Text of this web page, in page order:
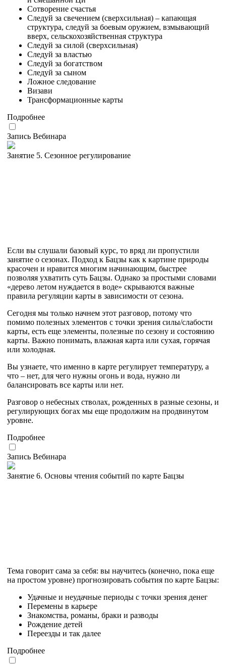
Сотворение счастья
Следуй за свечением (сверхсильная) – капающая
структура, следуй за боевым оружием, взмывающий
вверх, сельскохозяйственная структура
Следуй за силой (сверхсильная)
Следуй за властью
Следуй за богатством
Следуй за сыном
Ложное следование
Визави
Трансформационные карты
Подробнее
Запись Вебинара
Занятие 5. Сезонное регулирование
Если вы слушали базовый курс, то вряд ли пропустили
занятие о сезонах. Подход к Бацзы как к картине природы
красочен и нравится многим начинающим, быстрее
позволяя ухватить суть Бацзы. Однако за простыми словами
«дерево летом нуждается в воде» скрываются важные
правила регуляции карты в зависимости от сезона.
Сегодня мы только начнем этот разговор, потому что
помимо полезных элементов с точки зрения силы/слабости
карты, есть еще элементы, полезные по сезону и состоянию
карты. Важно понимать, влажная карта или сухая, горячая
или холодная.
Вы узнаете, что именно в карте регулирует температуру, а
что – нет, для чего нужны огонь и вода, нужно ли
балансировать все карты или нет.
Разговор о небесных стволах, рожденных в разные сезоны, и
регулирующих богах мы еще продолжим на продвинутом
уровне.
Подробнее
Запись Вебинара
Занятие 6. Основы чтения событий по карте Бацзы
Тема говорит сама за себя: вы научитесь (конечно, пока еще
на простом уровне) прогнозировать события по карте Бацзы:
Удачные и неудачные периоды с точки зрения денег
Перемены в карьере
Знакомства, романы, браки и разводы
Рождение детей
Переезды и так далее
Подробнее